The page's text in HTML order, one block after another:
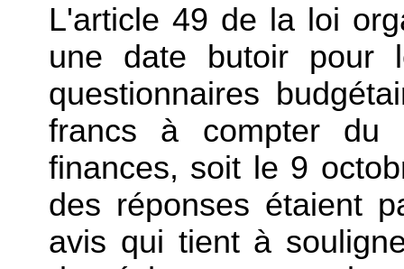
L'article 49 de la loi
une date butoir pour
questionnaires
francs à compter
finances, soit le 9
des réponses étaient
avis qui tient à